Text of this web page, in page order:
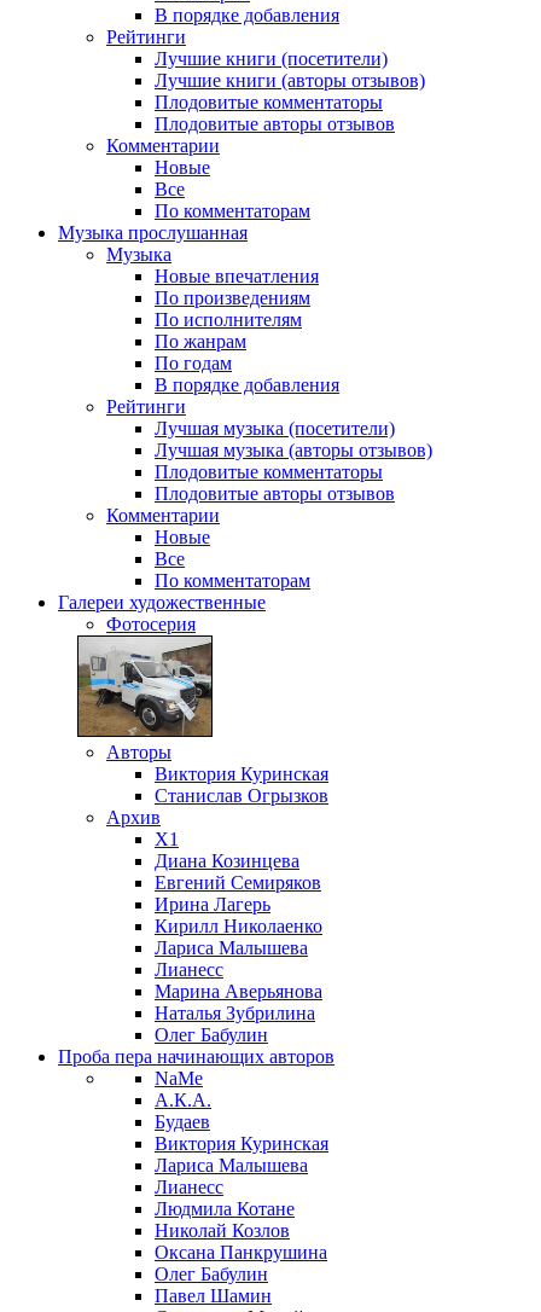
В порядке добавления
Рейтинги
Лучшие книги (посетители)
Лучшие книги (авторы отзывов)
Плодовитые комментаторы
Плодовитые авторы отзывов
Комментарии
Новые
Все
По комментаторам
Музыка прослушанная
Музыка
Новые впечатления
По произведениям
По исполнителям
По жанрам
По годам
В порядке добавления
Рейтинги
Лучшая музыка (посетители)
Лучшая музыка (авторы отзывов)
Плодовитые комментаторы
Плодовитые авторы отзывов
Комментарии
Новые
Все
По комментаторам
Галереи художественные
Фотосерия
Авторы
Виктория Куринская
Станислав Огрызков
Архив
X1
Диана Козинцева
Евгений Семиряков
Ирина Лагерь
Кирилл Николаенко
Лариса Малышева
Лианесс
Марина Аверьянова
Наталья Зубрилина
Олег Бабулин
Проба пера начинающих авторов
NaMe
А.К.А.
Будаев
Виктория Куринская
Лариса Малышева
Лианесс
Людмила Котане
Николай Козлов
Оксана Панкрушина
Олег Бабулин
Павел Шамин